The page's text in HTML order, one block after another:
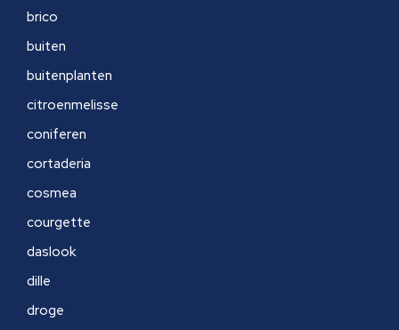
brico
buiten
buitenplanten
citroenmelisse
coniferen
cortaderia
cosmea
courgette
daslook
dille
droge